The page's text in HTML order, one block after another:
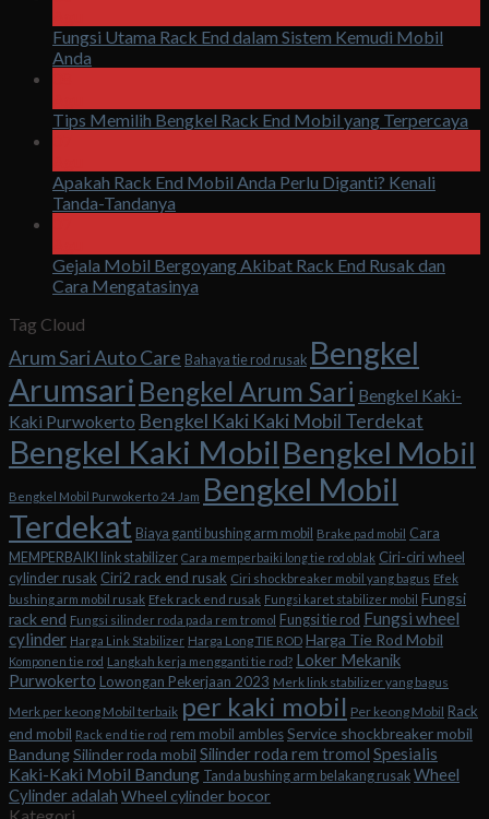
Fungsi Utama Rack End dalam Sistem Kemudi Mobil
Anda
Tips Memilih Bengkel Rack End Mobil yang Terpercaya
Apakah Rack End Mobil Anda Perlu Diganti? Kenali
Tanda-Tandanya
Gejala Mobil Bergoyang Akibat Rack End Rusak dan
Cara Mengatasinya
Tag Cloud
Arum Sari Auto Care Bahaya tie rod rusak Bengkel
Arumsari Bengkel Arum Sari Bengkel Kaki-
Kaki Purwokerto Bengkel Kaki Kaki Mobil Terdekat
Bengkel Kaki Mobil Bengkel Mobil
Bengkel Mobil Purwokerto 24 Jam Bengkel Mobil
Terdekat Biaya ganti bushing arm mobil Brake pad mobil Cara
MEMPERBAIKI link stabilizer Cara memperbaiki long tie rod oblak Ciri-ciri wheel
cylinder rusak Ciri2 rack end rusak Ciri shockbreaker mobil yang bagus Efek
bushing arm mobil rusak Efek rack end rusak Fungsi karet stabilizer mobil Fungsi
rack end Fungsi silinder roda pada rem tromol Fungsi tie rod Fungsi wheel
cylinder Harga Link Stabilizer Harga Long TIE ROD Harga Tie Rod Mobil
Komponen tie rod Langkah kerja mengganti tie rod? Loker Mekanik
Purwokerto Lowongan Pekerjaan 2023 Merk link stabilizer yang bagus
Merk per keong Mobil terbaik per kaki mobil Per keong Mobil Rack
end mobil Rack end tie rod rem mobil amblesService shockbreaker mobil
BandungSilinder roda mobil Silinder roda rem tromol Spesialis
Kaki-Kaki Mobil Bandung Tanda bushing arm belakang rusak Wheel
Cylinder adalah Wheel cylinder bocor